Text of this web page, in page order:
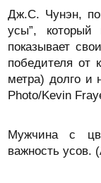
Дж.С. Чунэн,
усы”, который
показывает
победителя от
метра) долго и
Photo/Kevin
Мужчина с
важность усов.